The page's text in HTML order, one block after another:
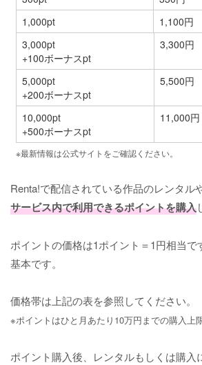
1,000pt
1,100円
3,000pt
+100ボーナスpt
3,300円
5,000pt
+200ボーナスpt
5,500円
10,000pt
+500ボーナスpt
11,000円
※最新情報は公式サイトをご確認ください。
Renta!で配信されている作品のレンタル
サービス内で利用できるポイントを購入
ポイントの価格は1ポイント＝1円相当で
基本です。
価格帯は上記の表を参照してください。
※ポイントはひと月あたり10万円までの購入上
ポイント購入後、レンタルもしくは購入